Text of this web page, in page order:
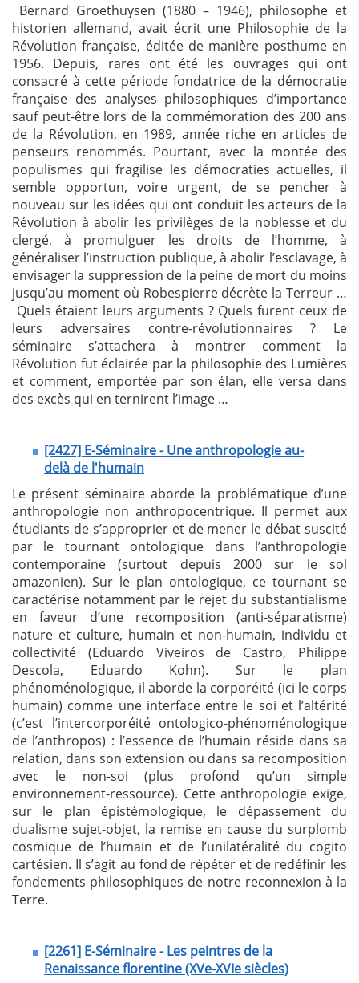
Bernard Groethuysen (1880 – 1946), philosophe et
historien allemand, avait écrit une Philosophie de la
Révolution française, éditée de manière posthume en
1956. Depuis, rares ont été les ouvrages qui ont
consacré à cette période fondatrice de la démocratie
française des analyses philosophiques d’importance
sauf peut-être lors de la commémoration des 200 ans
de la Révolution, en 1989, année riche en articles de
penseurs renommés. Pourtant, avec la montée des
populismes qui fragilise les démocraties actuelles, il
semble opportun, voire urgent, de se pencher à
nouveau sur les idées qui ont conduit les acteurs de la
Révolution à abolir les privilèges de la noblesse et du
clergé, à promulguer les droits de l’homme, à
généraliser l’instruction publique, à abolir l’esclavage, à
envisager la suppression de la peine de mort du moins
jusqu’au moment où Robespierre décrète la Terreur …
Quels étaient leurs arguments ? Quels furent ceux de
leurs adversaires contre-révolutionnaires ? Le
séminaire s’attachera à montrer comment la
Révolution fut éclairée par la philosophie des Lumières
et comment, emportée par son élan, elle versa dans
des excès qui en ternirent l’image …
[2427] E-Séminaire - Une anthropologie au-
delà de l'humain
Le présent séminaire aborde la problématique d’une
anthropologie non anthropocentrique. Il permet aux
étudiants de s’approprier et de mener le débat suscité
par le tournant ontologique dans l’anthropologie
contemporaine (surtout depuis 2000 sur le sol
amazonien). Sur le plan ontologique, ce tournant se
caractérise notamment par le rejet du substantialisme
en faveur d’une recomposition (anti-séparatisme)
nature et culture, humain et non-humain, individu et
collectivité (Eduardo Viveiros de Castro, Philippe
Descola, Eduardo Kohn). Sur le plan
phénoménologique, il aborde la corporéité (ici le corps
humain) comme une interface entre le soi et l’altérité
(c’est l’intercorporéité ontologico-phénoménologique
de l’anthropos) : l’essence de l’humain réside dans sa
relation, dans son extension ou dans sa recomposition
avec le non-soi (plus profond qu’un simple
environnement-ressource). Cette anthropologie exige,
sur le plan épistémologique, le dépassement du
dualisme sujet-objet, la remise en cause du surplomb
cosmique de l’humain et de l’unilatéralité du cogito
cartésien. Il s’agit au fond de répéter et de redéfinir les
fondements philosophiques de notre reconnexion à la
Terre.
[2261] E-Séminaire - Les peintres de la
Renaissance florentine (XVe-XVIe siècles)